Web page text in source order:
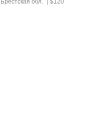
Брестская обл. $120